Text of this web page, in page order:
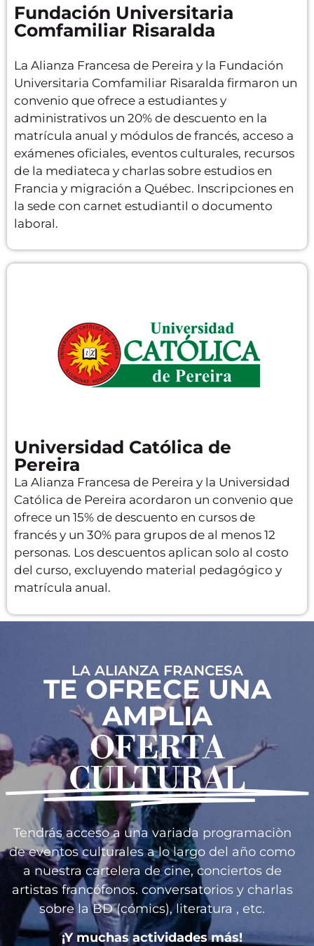
Fundación Universitaria
Comfamiliar Risaralda
La Alianza Francesa de Pereira y la Fundación
Universitaria Comfamiliar Risaralda firmaron un
convenio que ofrece a estudiantes y
administrativos un 20% de descuento en la
matrícula anual y módulos de francés, acceso a
exámenes oficiales, eventos culturales, recursos
de la mediateca y charlas sobre estudios en
Francia y migración a Québec. Inscripciones en
la sede con carnet estudiantil o documento
laboral.
Universidad Católica de
Pereira
La Alianza Francesa de Pereira y la Universidad
Católica de Pereira acordaron un convenio que
ofrece un 15% de descuento en cursos de
francés y un 30% para grupos de al menos 12
personas. Los descuentos aplican solo al costo
del curso, excluyendo material pedagógico y
matrícula anual.
LA ALIANZA FRANCESA
TE OFRECE UNA
AMPLIA
OFERTA
CULTURAL
Tendrás acceso a una variada programaciòn
de eventos culturales a lo largo del año como
a nuestra cartelera de cine, conciertos de
artistas francófonos. conversatorios y charlas
sobre la BD (cómics), literatura , etc.
¡Y muchas actividades más!